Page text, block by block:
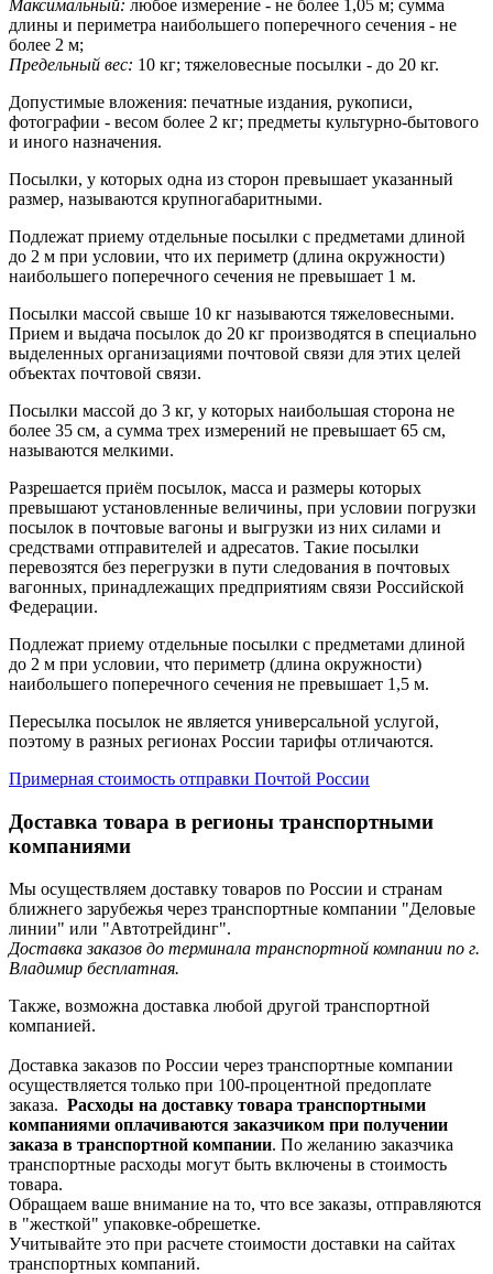
Максимальный: любое измерение - не более 1,05 м; сумма
длины и периметра наибольшего поперечного сечения - не
более 2 м;
Предельный вес: 10 кг; тяжеловесные посылки - до 20 кг.
Допустимые вложения: печатные издания, рукописи,
фотографии - весом более 2 кг; предметы культурно-бытового
и иного назначения.
Посылки, у которых одна из сторон превышает указанный
размер, называются крупногабаритными.
Подлежат приему отдельные посылки с предметами длиной
до 2 м при условии, что их периметр (длина окружности)
наибольшего поперечного сечения не превышает 1 м.
Посылки массой свыше 10 кг называются тяжеловесными.
Прием и выдача посылок до 20 кг производятся в специально
выделенных организациями почтовой связи для этих целей
объектах почтовой связи.
Посылки массой до 3 кг, у которых наибольшая сторона не
более 35 см, а сумма трех измерений не превышает 65 см,
называются мелкими.
Разрешается приём посылок, масса и размеры которых
превышают установленные величины, при условии погрузки
посылок в почтовые вагоны и выгрузки из них силами и
средствами отправителей и адресатов. Такие посылки
перевозятся без перегрузки в пути следования в почтовых
вагонных, принадлежащих предприятиям связи Российской
Федерации.
Подлежат приему отдельные посылки с предметами длиной
до 2 м при условии, что периметр (длина окружности)
наибольшего поперечного сечения не превышает 1,5 м.
Пересылка посылок не является универсальной услугой,
поэтому в разных регионах России тарифы отличаются.
Примерная стоимость отправки Почтой России
Доставка товара в регионы транспортными
компаниями
Мы осуществляем доставку товаров по России и странам
ближнего зарубежья через транспортные компании "Деловые
линии" или "Автотрейдинг".
Доставка заказов до терминала транспортной компании по г.
Владимир бесплатная.
Также, возможна доставка любой другой транспортной
компанией.
Доставка заказов по России через транспортные компании
осуществляется только при 100-процентной предоплате
заказа. Расходы на доставку товара транспортными
компаниями оплачиваются заказчиком при получении
заказа в транспортной компании. По желанию заказчика
транспортные расходы могут быть включены в стоимость
товара.
Обращаем ваше внимание на то, что все заказы, отправляются
в "жесткой" упаковке-обрешетке.
Учитывайте это при расчете стоимости доставки на сайтах
транспортных компаний.